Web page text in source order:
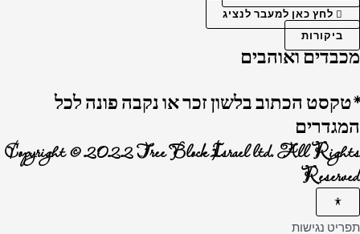
לחץ כאן למעבר לנציג
ביקורות
מכבדים ואוהבים
*טקסט הכתוב בלשון זכר או נקבה פונה לכל
המגדרים
Copyright © 2022 Tree Block Israel ltd. All Rights
Reserved
תפריט נגישות